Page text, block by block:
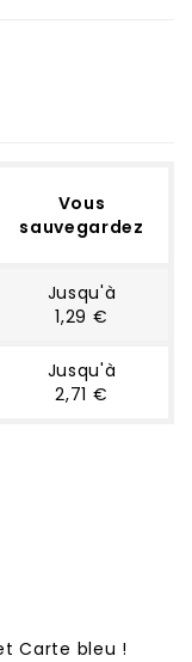
Vous
sauvegardez
Jusqu'à
1,29 €
Jusqu'à
2,71 €
Carte bleu !